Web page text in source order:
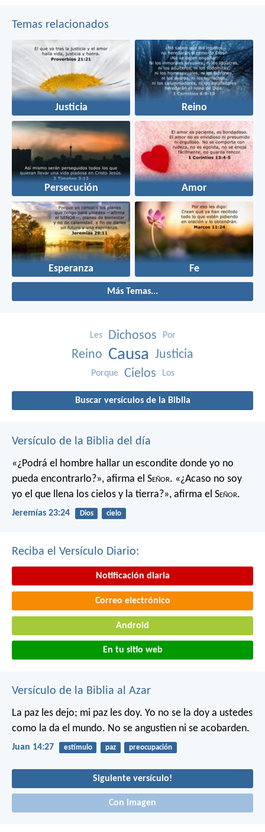
Temas relacionados
Justicia Reino
Persecución Amor
Esperanza Fe
Más Temas...
Les Dichosos Por
Reino Causa Justicia
Porque Cielos Los
Buscar versículos de la Biblia
Versículo de la Biblia del día
«¿Podrá el hombre hallar un escondite donde yo no
pueda encontrarlo?», afirma el Señor. «¿Acaso no soy
yo el que llena los cielos y la tierra?», afirma el Señor.
Jeremías 23:24 Dios cielo
Reciba el Versículo Diario:
Notificación diaria
Correo electrónico
Android
En tu sitio web
Versículo de la Biblia al Azar
La paz les dejo; mi paz les doy. Yo no se la doy a ustedes
como la da el mundo. No se angustien ni se acobarden.
Juan 14:27 estímulo paz preocupación
Siguiente versículo!
Con imagen